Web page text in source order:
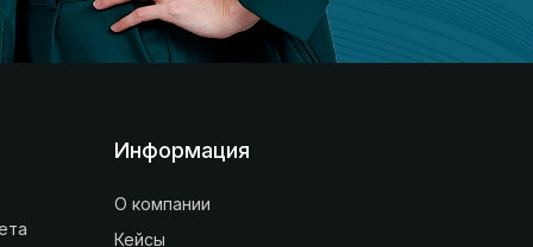
Информация
О компании
Кейсы